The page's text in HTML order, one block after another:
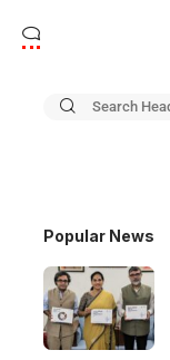
Popular News